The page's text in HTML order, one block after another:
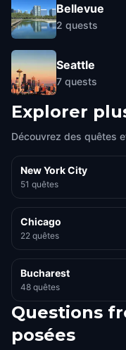
Bellevue
2 quests
Seattle
7 quests
Explorer
Découvrez des quêtes
New York City
51 quêtes
Chicago
22 quêtes
Bucharest
48 quêtes
Questions
posées